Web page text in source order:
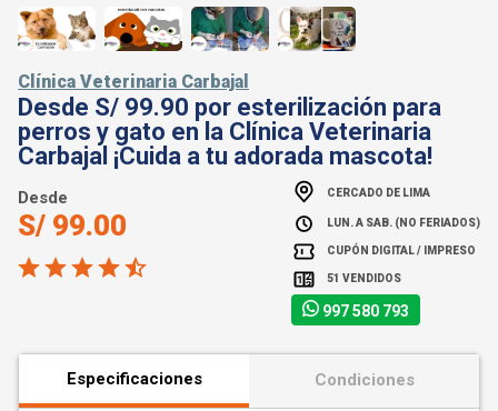
Clínica Veterinaria Carbajal
Desde S/ 99.90 por esterilización para
perros y gato en la Clínica Veterinaria
Carbajal ¡Cuida a tu adorada mascota!
Desde
S/ 99.00
CERCADO DE LIMA
LUN. A SAB. (NO FERIADOS)
CUPÓN DIGITAL / IMPRESO
51 VENDIDOS
997 580 793
Especificaciones Condiciones